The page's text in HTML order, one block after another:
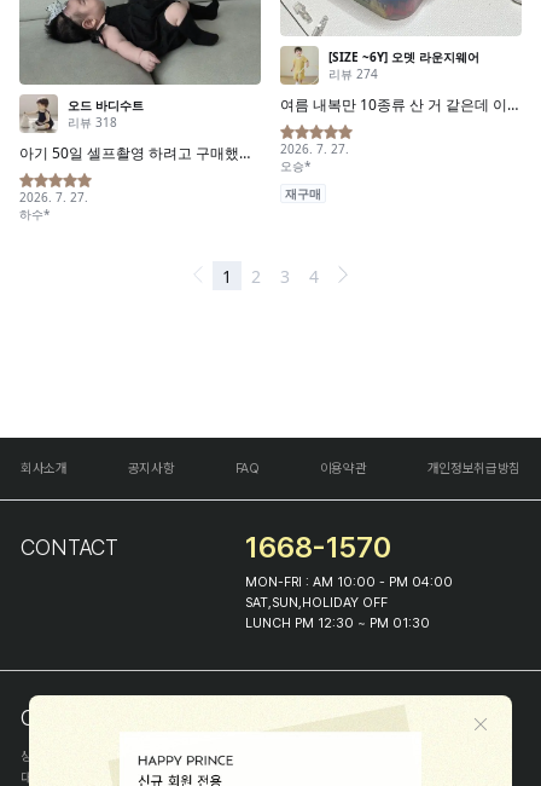
회사소개 공지사항 FAQ 이용약관 개인정보취급방침
CONTACT 1668-1570
MON-FRI : AM 10:00 - PM 04:00
SAT,SUN,HOLIDAY OFF
LUNCH PM 12:30 ~ PM 01:30
COMPANY INFO
상호
(주)해피프린스
대표
이화진